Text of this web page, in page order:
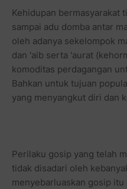
Kehidupan bermasyarakat
sampai adu domba antar
oleh adanya sekelompok
dan 'aib serta 'aurat
komoditas perdagangan
Bahkan untuk tujuan
yang menyangkut diri dan
Perilaku gosip yang telah
tidak disadari oleh
menyebarluaskan gosip